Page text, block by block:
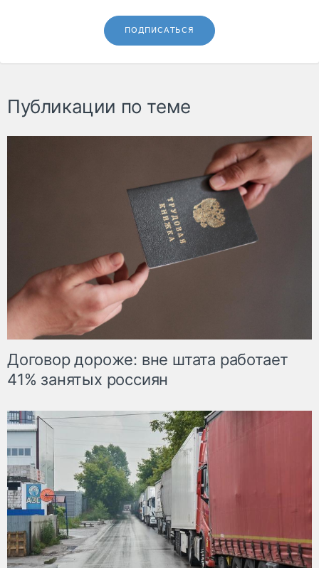
ПОДПИСАТЬСЯ
Публикации по теме
Договор дороже: вне штата работает
41% занятых россиян